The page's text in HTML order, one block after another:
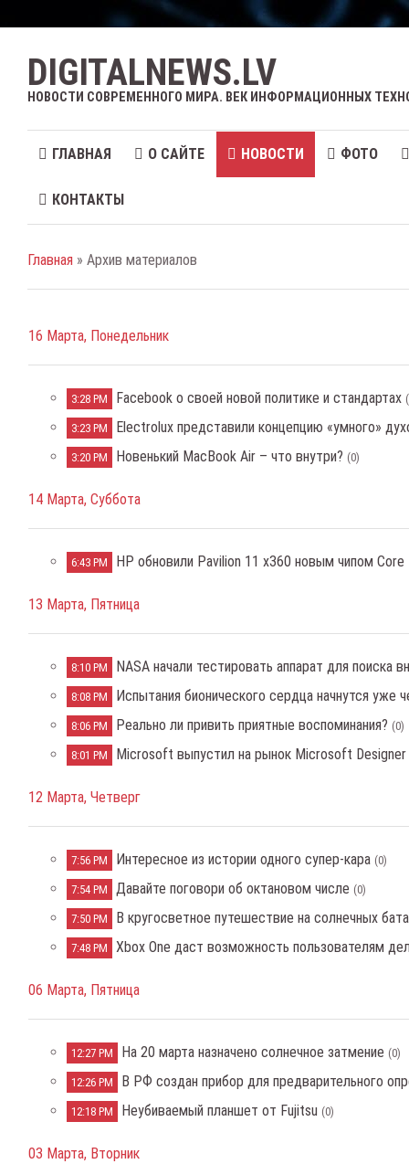
DIGITALNEWS.LV
НОВОСТИ СОВРЕМЕННОГО МИРА. ВЕК ИНФОРМАЦИОННЫХ
ГЛАВНАЯ О САЙТЕ НОВОСТИ ФОТО
КОНТАКТЫ
Главная » Архив материалов
16 Марта, Понедельник
3:28 PM Facebook о своей новой политике и стандартах
3:23 PM Electrolux представили концепцию «умного»
3:20 PM Новенький MacBook Air – что внутри? (0)
14 Марта, Суббота
6:43 PM HP обновили Pavilion 11 x360 новым чипом Core
13 Марта, Пятница
8:10 PM NASA начали тестировать аппарат для поиска
8:08 PM Испытания бионического сердца начнутся уже
8:06 PM Реально ли привить приятные воспоминания? (0)
8:01 PM Microsoft выпустил на рынок Microsoft
12 Марта, Четверг
7:56 PM Интересное из истории одного супер-кара (0)
7:54 PM Давайте поговори об октановом числе (0)
7:50 PM В кругосветное путешествие на солнечных
7:48 PM Xbox One даст возможность пользователям
06 Марта, Пятница
12:27 PM На 20 марта назначено солнечное затмение (0)
12:26 PM В РФ создан прибор для предварительного
12:18 PM Неубиваемый планшет от Fujitsu (0)
03 Марта, Вторник